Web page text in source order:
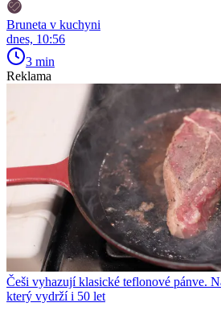
Bruneta v kuchyni
dnes, 10:56
3 min
Reklama
Češi vyhazují klasické teflonové pánve.
který vydrží i 50 let